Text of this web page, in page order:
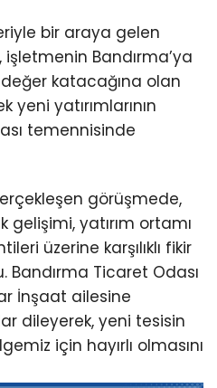
bir araya gelen
Bandırma’ya
katacağına olan
yeni yatırımlarının
temennisinde
görüşmede,
gelişimi, yatırım ortamı
üzerine karşılıklı fikir
Bandırma Ticaret Odası
İnşaat ailesine
dileyerek, yeni tesisin
için hayırlı olmasını